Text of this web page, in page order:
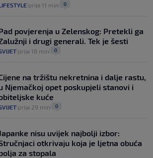
prije 11 min 0
povjerenja u Zelenskog: Pretekli ga
i drugi generali. Tek je šesti
prije 18 min 0
na tržištu nekretnina i dalje rastu,
Njemačkoj opet poskupjeli stanovi i
kuće
prije 29 min 0
Japanke nisu uvijek najbolji izbor:
otkrivaju koja je ljetna obuća
za stopala